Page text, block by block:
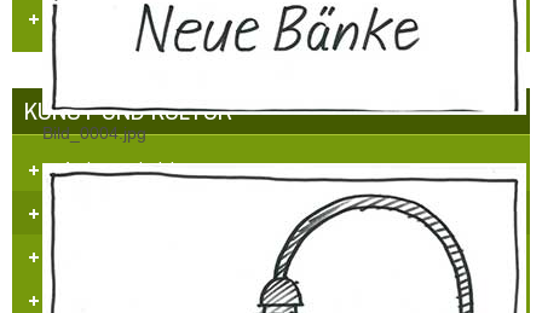
Bild_0004.jpg
Orgelbau
KUNST UND KULTUR
Aufgaben und Ziele
Kontakt
Veranstaltungen
Videos